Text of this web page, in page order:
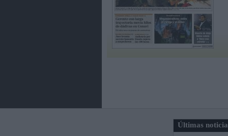
Últimas